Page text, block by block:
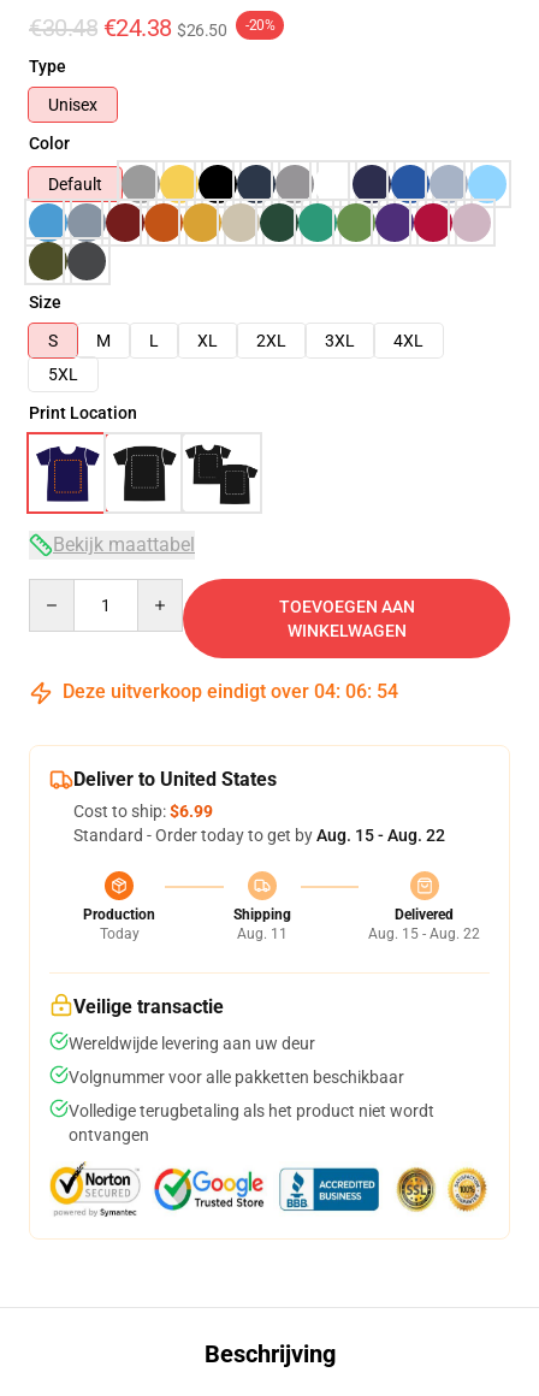
€30.48 €24.38 $26.50 -20%
Type
Unisex
Color
Default
Size
S
M L XL 2XL 3XL
4XL
5XL
Print Location
Bekijk maattabel
TOEVOEGEN AAN
WINKELWAGEN
Deze uitverkoop eindigt over 04: 06: 54
Deliver to United States
Cost to ship:$6.99
Standard - Order today to get byAug. 15 - Aug. 22
Production
Today
Shipping
Aug. 11
Delivered
Aug. 15 - Aug. 22
Veilige transactie
Wereldwijde levering aan uw deur
Volgnummer voor alle pakketten beschikbaar
Volledige terugbetaling als het product niet wordt
ontvangen
Beschrijving